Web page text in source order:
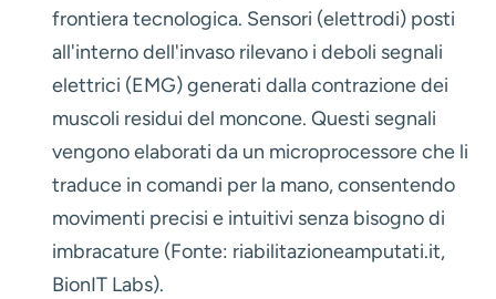
frontiera tecnologica. Sensori (elettrodi) posti
all'interno dell'invaso rilevano i deboli segnali
elettrici (EMG) generati dalla contrazione dei
muscoli residui del moncone. Questi segnali
vengono elaborati da un microprocessore che li
traduce in comandi per la mano, consentendo
movimenti precisi e intuitivi senza bisogno di
imbracature (Fonte: riabilitazioneamputati.it,
BionIT Labs).